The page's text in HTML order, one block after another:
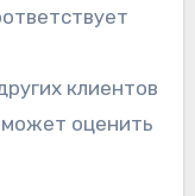
клиентов
оценить